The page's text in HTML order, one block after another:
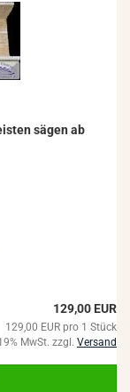
sägen ab
129,00 EUR
129,00 EUR pro 1 Stück
MwSt. zzgl. Versand